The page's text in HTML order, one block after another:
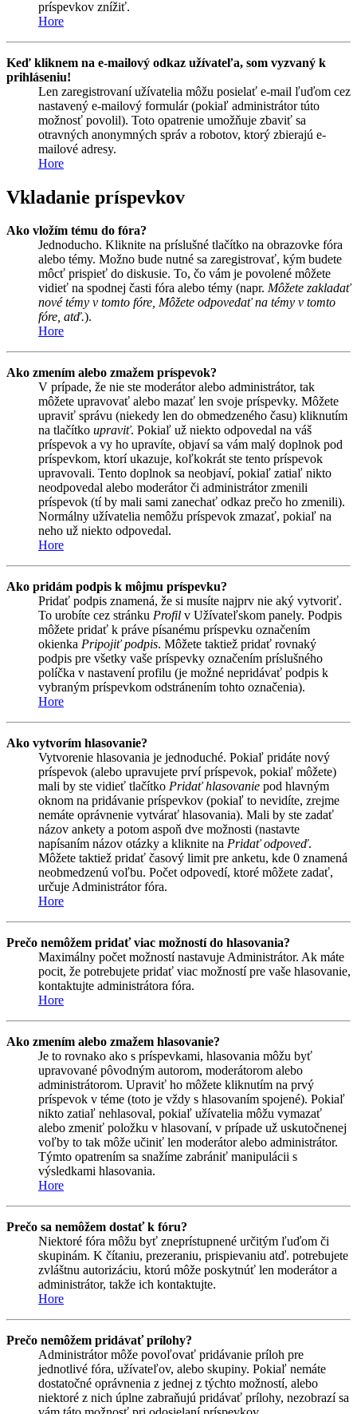
príspevkov znížiť.
Hore
Keď kliknem na e-mailový odkaz užívateľa, som vyzvaný k
prihláseniu!
Len zaregistrovaní užívatelia môžu posielať e-mail ľuďom cez
nastavený e-mailový formulár (pokiaľ administrátor túto
možnosť povolil). Toto opatrenie umožňuje zbaviť sa
otravných anonymných správ a robotov, ktorý zbierajú e-
mailové adresy.
Hore
Vkladanie príspevkov
Ako vložím tému do fóra?
Jednoducho. Kliknite na príslušné tlačítko na obrazovke fóra
alebo témy. Možno bude nutné sa zaregistrovať, kým budete
môcť prispieť do diskusie. To, čo vám je povolené môžete
vidieť na spodnej časti fóra alebo témy (napr. Môžete zakladať
nové témy v tomto fóre, Môžete odpovedať na témy v tomto
fóre, atď.).
Hore
Ako zmením alebo zmažem príspevok?
V prípade, že nie ste moderátor alebo administrátor, tak
môžete upravovať alebo mazať len svoje príspevky. Môžete
upraviť správu (niekedy len do obmedzeného času) kliknutím
na tlačítko upraviť. Pokiaľ už niekto odpovedal na váš
príspevok a vy ho upravíte, objaví sa vám malý doplnok pod
príspevkom, ktorí ukazuje, koľkokrát ste tento príspevok
upravovali. Tento doplnok sa neobjaví, pokiaľ zatiaľ nikto
neodpovedal alebo moderátor či administrátor zmenili
príspevok (tí by mali sami zanechať odkaz prečo ho zmenili).
Normálny užívatelia nemôžu príspevok zmazať, pokiaľ na
neho už niekto odpovedal.
Hore
Ako pridám podpis k môjmu príspevku?
Pridať podpis znamená, že si musíte najprv nie aký vytvoriť.
To urobíte cez stránku Profil v Užívateľskom panely. Podpis
môžete pridať k práve písanému príspevku označením
okienka Pripojiť podpis. Môžete taktiež pridať rovnaký
podpis pre všetky vaše príspevky označením príslušného
políčka v nastavení profilu (je možné nepridávať podpis k
vybraným príspevkom odstránením tohto označenia).
Hore
Ako vytvorím hlasovanie?
Vytvorenie hlasovania je jednoduché. Pokiaľ pridáte nový
príspevok (alebo upravujete prví príspevok, pokiaľ môžete)
mali by ste vidieť tlačítko Pridať hlasovanie pod hlavným
oknom na pridávanie príspevkov (pokiaľ to nevidíte, zrejme
nemáte oprávnenie vytvárať hlasovania). Mali by ste zadať
názov ankety a potom aspoň dve možnosti (nastavte
napísaním názov otázky a kliknite na Pridať odpoveď.
Môžete taktiež pridať časový limit pre anketu, kde 0 znamená
neobmedzenú voľbu. Počet odpovedí, ktoré môžete zadať,
určuje Administrátor fóra.
Hore
Prečo nemôžem pridať viac možností do hlasovania?
Maximálny počet možností nastavuje Administrátor. Ak máte
pocit, že potrebujete pridať viac možností pre vaše hlasovanie,
kontaktujte administrátora fóra.
Hore
Ako zmením alebo zmažem hlasovanie?
Je to rovnako ako s príspevkami, hlasovania môžu byť
upravované pôvodným autorom, moderátorom alebo
administrátorom. Upraviť ho môžete kliknutím na prvý
príspevok v téme (toto je vždy s hlasovaním spojené). Pokiaľ
nikto zatiaľ nehlasoval, pokiaľ užívatelia môžu vymazať
alebo zmeniť položku v hlasovaní, v prípade už uskutočnenej
voľby to tak môže učiniť len moderátor alebo administrátor.
Týmto opatrením sa snažíme zabrániť manipulácii s
výsledkami hlasovania.
Hore
Prečo sa nemôžem dostať k fóru?
Niektoré fóra môžu byť zneprístupnené určitým ľuďom či
skupinám. K čítaniu, prezeraniu, prispievaniu atď. potrebujete
zvláštnu autorizáciu, ktorú môže poskytnúť len moderátor a
administrátor, takže ich kontaktujte.
Hore
Prečo nemôžem pridávať prílohy?
Administrátor môže povoľovať pridávanie príloh pre
jednotlivé fóra, užívateľov, alebo skupiny. Pokiaľ nemáte
dostatočné oprávnenia z jednej z týchto možností, alebo
niektoré z nich úplne zabraňujú pridávať prílohy, nezobrazí sa